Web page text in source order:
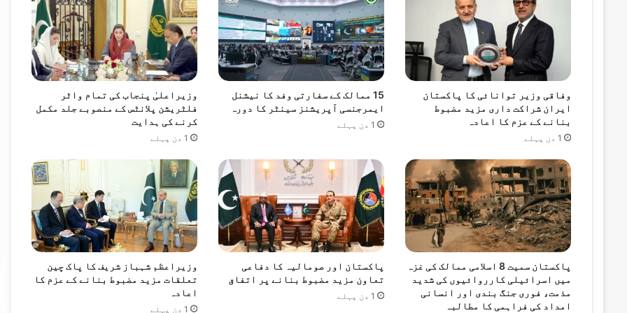
پاکستان، سعودی عرب اور ترکیہ کے درمیان مکہ مشترکہ دفاعی معاہدہ طے پا گیا
9 گھنٹے پہلے
ایشین ویمن نیٹ بال چیمپئن شپ / پلیٹ ڈویژن: پاکستانی ٹیم ہانگ کانگ پہنچ گئی
وفاقی وزیر توانائی کا پاکستان
ایران شراکت داری مزید مضبوط
بنانے کے عزم کا اعادہ
1 دن پہلے
15 ممالک کے سفارتی وفد کا نیشنل
ایمرجنسی آپریشنز سینٹر کا دورہ
1 دن پہلے
وزیراعلیٰ پنجاب کی تمام واٹر
فلٹریشن پلانٹس کے منصوبے جلد مکمل
کرنے کی ہدایت
1 دن پہلے
پاکستان سمیت 8 اسلامی ممالک کی غزہ
میں اسرائیلی کارروائیوں کی شدید
مذمت، فوری جنگ بندی اور انسانی
امداد کی فراہمی کا مطالبہ
پاکستان اور صومالیہ کا دفاعی
تعاون مزید مضبوط بنانے پر اتفاق
1 دن پہلے
وزیراعظم شہباز شریف کا پاک چین
تعلقات مزید مضبوط بنانے کے عزم کا
اعادہ
1 دن پہلے